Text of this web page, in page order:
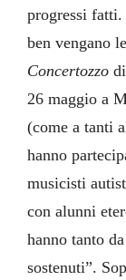
progressi
ben vengano
Concertozzo
26 maggio a
(come a tanti
hanno
musicisti
con alunni
hanno tanto
sostenuti”.